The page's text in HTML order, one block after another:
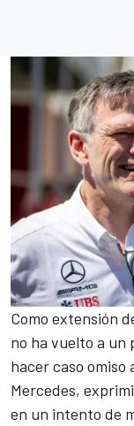
Como extensión
no ha vuelto a un
hacer caso omiso
Mercedes,
en un intento de